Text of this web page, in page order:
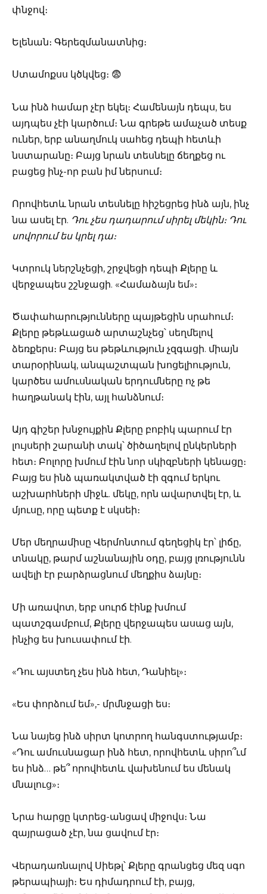
փնջով։
Ելենան։ Գերեզմանատնից։
Ստամոքսս կծկվեց։ 😨
Նա ինձ համար չէր եկել։ Համենայն դեպս, ես
այդպես չէի կարծում։ Նա գրեթե ամաչած տեսք
ուներ, երբ անաղմուկ սահեց դեպի հետևի
նստարանը։ Բայց նրան տեսնելը ճեղքեց ու
բացեց ինչ-որ բան իմ ներսում։
Որովհետև նրան տեսնելը հիշեցրեց ինձ այն, ինչ
նա ասել էր. Դու չես դադարում սիրել մեկին։ Դու
սովորում ես կրել դա։
Կտրուկ ներշնչեցի, շրջվեցի դեպի Քլերը և
վերջապես շշնջացի. «Համաձայն եմ»։
Ծափահարությունները պայթեցին սրահում։
Քլերը թեթևացած արտաշնչեց՝ սեղմելով
ձեռքերս։ Բայց ես թեթևություն չզգացի. միայն
տարօրինակ, անպաշտպան խոցելիություն,
կարծես ամուսնական երդումները ոչ թե
հաղթանակ էին, այլ հանձնում։
Այդ գիշեր խնջույքին Քլերը բոբիկ պարում էր
լույսերի շարանի տակ՝ ծիծաղելով ընկերների
հետ։ Բոլորը խմում էին նոր սկիզբների կենացը։
Բայց ես ինձ պառակտված էի զգում երկու
աշխարհների միջև. մեկը, որն ավարտվել էր, և
մյուսը, որը պետք է սկսեի։
Մեր մեղրամիսը Վերմոնտում գեղեցիկ էր՝ լիճը,
տնակը, թարմ աշնանային օդը, բայց լռությունն
ավելի էր բարձրացնում մեղքիս ձայնը։
Մի առավոտ, երբ սուրճ էինք խմում
պատշգամբում, Քլերը վերջապես ասաց այն,
ինչից ես խուսափում էի.
«Դու այստեղ չես ինձ հետ, Դանիել»։
«Ես փորձում եմ»,- մրմնջացի ես։
Նա նայեց ինձ սիրտ կոտրող հանգստությամբ։
«Դու ամուսնացար ինձ հետ, որովհետև սիրո՞ւմ
ես ինձ… թե՞ որովհետև վախենում ես մենակ
մնալուց»։
Նրա հարցը կտրեց-անցավ միջովս։ Նա
զայրացած չէր, նա ցավում էր։
Վերադառնալով Սիեթլ՝ Քլերը գրանցեց մեզ սգո
թերապիայի։ Ես դիմադրում էի, բայց,